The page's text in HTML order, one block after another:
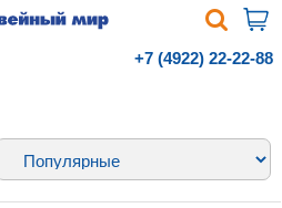
+7 (4922) 22-22-88